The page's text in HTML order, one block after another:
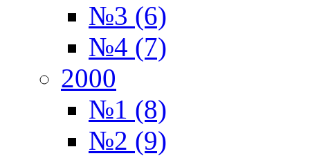
№3 (6)
№4 (7)
2000
№1 (8)
№2 (9)